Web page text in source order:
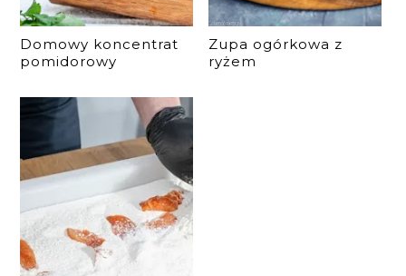
Domowy koncentrat
pomidorowy
Zupa ogórkowa z
ryżem